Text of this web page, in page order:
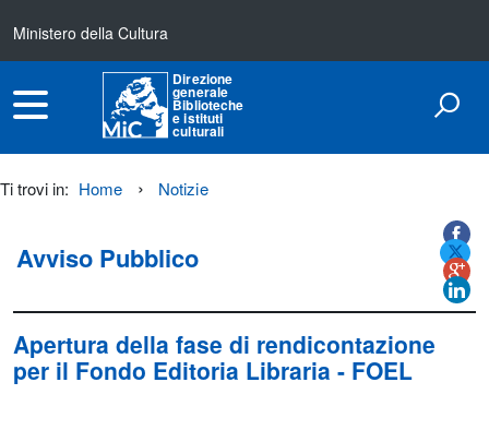
Ministero della Cultura
Direzione
generale
Biblioteche
e istituti
culturali
Ti trovi in: Home Notizie
Avviso Pubblico
Apertura della fase di rendicontazione
per il Fondo Editoria Libraria - FOEL